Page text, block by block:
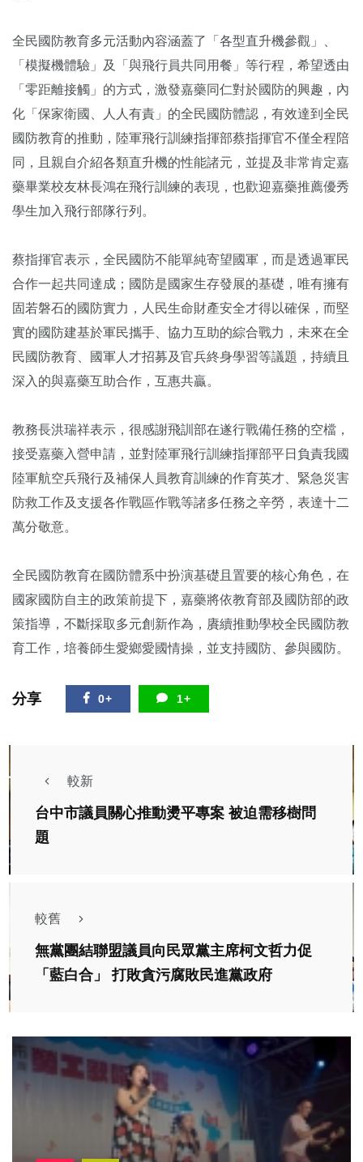
全民國防教育多元活動內容涵蓋了「各型直升機參觀」、
「模擬機體驗」及「與飛行員共同用餐」等行程，希望透由
「零距離接觸」的方式，激發嘉藥同仁對於國防的興趣，內
化「保家衛國、人人有責」的全民國防體認，有效達到全民
國防教育的推動，陸軍飛行訓練指揮部蔡指揮官不僅全程陪
同，且親自介紹各類直升機的性能諸元，並提及非常肯定嘉
藥畢業校友林長鴻在飛行訓練的表現，也歡迎嘉藥推薦優秀
學生加入飛行部隊行列。
蔡指揮官表示，全民國防不能單純寄望國軍，而是透過軍民
合作一起共同達成；國防是國家生存發展的基礎，唯有擁有
固若磐石的國防實力，人民生命財產安全才得以確保，而堅
實的國防建基於軍民攜手、協力互助的綜合戰力，未來在全
民國防教育、國軍人才招募及官兵終身學習等議題，持續且
深入的與嘉藥互助合作，互惠共贏。
教務長洪瑞祥表示，很感謝飛訓部在遂行戰備任務的空檔，
接受嘉藥入營申請，並對陸軍飛行訓練指揮部平日負責我國
陸軍航空兵飛行及補保人員教育訓練的作育英才、緊急災害
防救工作及支援各作戰區作戰等諸多任務之辛勞，表達十二
萬分敬意。
全民國防教育在國防體系中扮演基礎且置要的核心角色，在
國家國防自主的政策前提下，嘉藥將依教育部及國防部的政
策指導，不斷採取多元創新作為，賡續推動學校全民國防教
育工作，培養師生愛鄉愛國情操，並支持國防、參與國防。
分享 0+ 1+
較新
台中市議員關心推動燙平專案 被迫需移樹問
題
較舊
無黨團結聯盟議員向民眾黨主席柯文哲力促
「藍白合」 打敗貪污腐敗民進黨政府